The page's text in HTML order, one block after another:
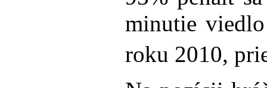
minutie
roku 2010,